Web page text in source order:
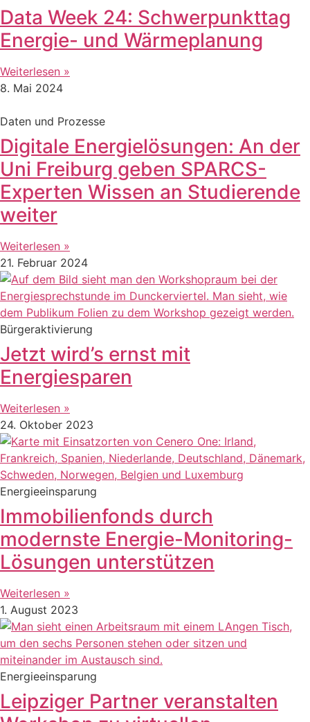
Data Week 24: Schwerpunkttag
Energie- und Wärmeplanung
Weiterlesen »
8. Mai 2024
Daten und Prozesse
Digitale Energielösungen: An der
Uni Freiburg geben SPARCS-
Experten Wissen an Studierende
weiter
Weiterlesen »
21. Februar 2024
Bürgeraktivierung
Jetzt wird’s ernst mit
Energiesparen
Weiterlesen »
24. Oktober 2023
Energieeinsparung
Immobilienfonds durch
modernste Energie-Monitoring-
Lösungen unterstützen
Weiterlesen »
1. August 2023
Energieeinsparung
Leipziger Partner veranstalten